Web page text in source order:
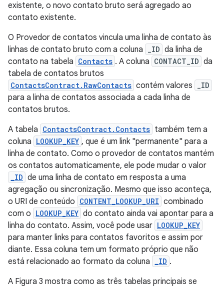
existente, o novo contato bruto será agregado ao
contato existente.
O Provedor de contatos vincula uma linha de contato às
linhas de contato bruto com a coluna
_ID da linha de
contato na tabela Contacts . A coluna CONTACT_ID da
tabela de contatos brutos
ContactsContract.RawContacts contém valores _ID
para a linha de contatos associada a cada linha de
contatos brutos.
A tabela ContactsContract.Contacts também tem a
coluna LOOKUP_KEY , que é um link "permanente" para a
linha de contato. Como o provedor de contatos mantém
os contatos automaticamente, ele pode mudar o valor
_ID de uma linha de contato em resposta a uma
agregação ou sincronização. Mesmo que isso aconteça,
o URI de conteúdo CONTENT_LOOKUP_URI combinado
com o LOOKUP_KEY do contato ainda vai apontar para a
linha do contato. Assim, você pode usar LOOKUP_KEY
para manter links para contatos favoritos e assim por
diante. Essa coluna tem um formato próprio que não
está relacionado ao formato da coluna _ID .
A Figura 3 mostra como as três tabelas principais se